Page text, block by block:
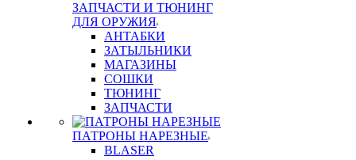
ЗАПЧАСТИ И ТЮНИНГ
ДЛЯ ОРУЖИЯ
АНТАБКИ
ЗАТЫЛЬНИКИ
МАГАЗИНЫ
СОШКИ
ТЮНИНГ
ЗАПЧАСТИ
ПАТРОНЫ НАРЕЗНЫЕ
BLASER